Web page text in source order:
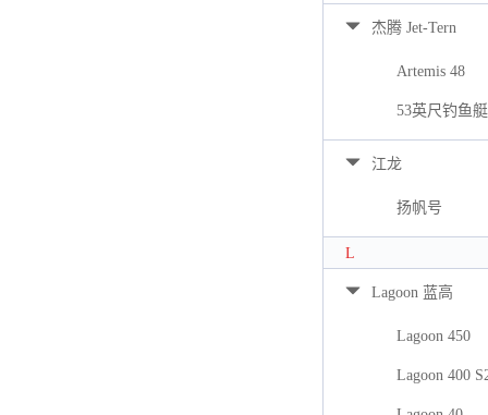
杰腾 Jet-Tern
Artemis 48
53英尺钓鱼艇
江龙
扬帆号
L
Lagoon 蓝高
Lagoon 450
Lagoon 400